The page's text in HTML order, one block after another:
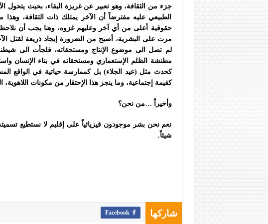
جزء من الثقافة، وهو تعبير عن غريزة البقاء، بحيث
الطبيعي عليه مفترضاً أن الآخر يمتلك ذات الثقافة،
حقوقية أعلى من أي آخر وعليهم غزوه، وهنا يجب أن نلاحظ
مرت على البشرية، أصبح من الضرورة إيجاد ذريعة لقتل
لم تصل الى موضوع الإنتاج ومستحقاته، فلجأت الى
مطنشة الظلم الإستعماري ومستحقاته في بناء الإنسان
كحدث مثل (عيد الجلاء) بل كممارسة حياتية في الواقع
كقيمة إجتماعية، وما ينجز هذا الإحتقار من مكونات اللاهوية،
وأخيراً …من نحن؟
نعم نحن بشر موجودون فيزيائياً على إقليم لا نستطيع
شيئاً.
شاركها Facebook